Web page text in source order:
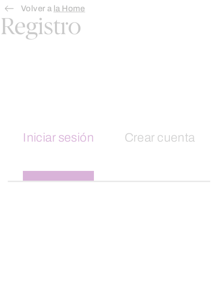
Skip
to
content
Volver a la Home
Registro
Iniciar sesión Crear cuenta